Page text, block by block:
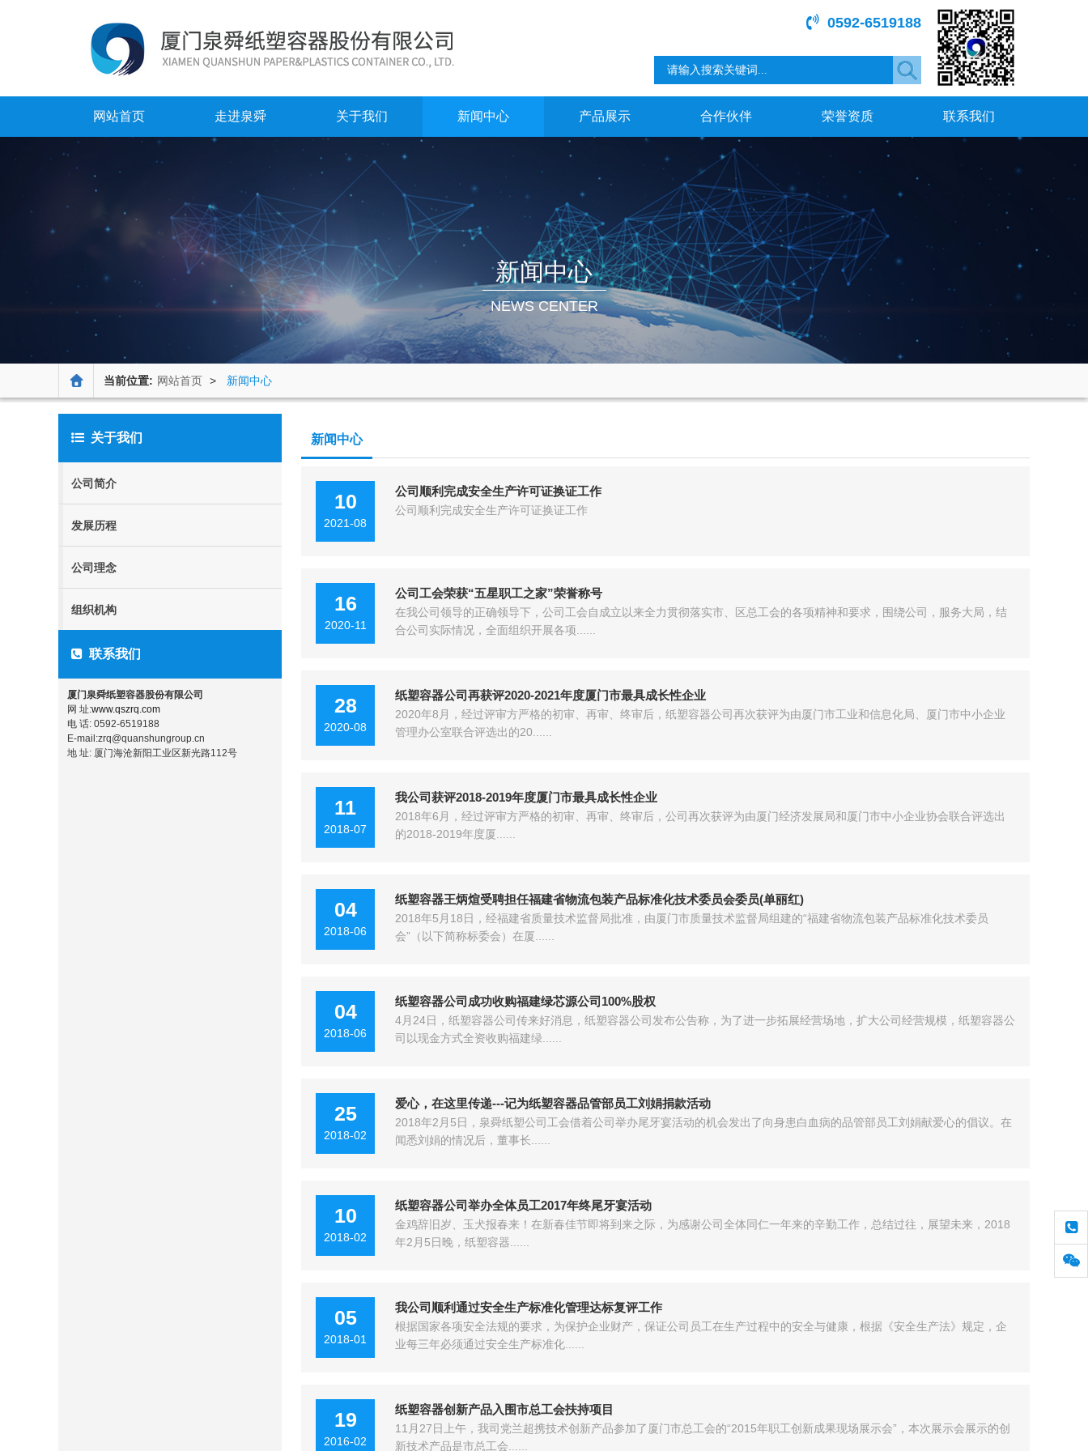
0592-6519188
网站首页 走进泉舜 关于我们 新闻中心 产品展示 合作伙伴 荣誉资质 联系我们
新闻中心
NEWS CENTER
当前位置: 网站首页 > 新闻中心
关于我们
公司简介
发展历程
公司理念
组织机构
联系我们
厦门泉舜纸塑容器股份有限公司
网 址:www.qszrq.com
电 话: 0592-6519188
E-mail:zrq@quanshungroup.cn
地 址: 厦门海沧新阳工业区新光路112号
新闻中心
10
2021-08
公司顺利完成安全生产许可证换证工作
公司顺利完成安全生产许可证换证工作
16
2020-11
公司工会荣获“五星职工之家”荣誉称号
在我公司领导的正确领导下，公司工会自成立以来全力贯彻落实市、区总工会的各项精神和要求，围绕公司，服务大局，结
合公司实际情况，全面组织开展各项......
28
2020-08
纸塑容器公司再获评2020-2021年度厦门市最具成长性企业
2020年8月，经过评审方严格的初审、再审、终审后，纸塑容器公司再次获评为由厦门市工业和信息化局、厦门市中小企业
管理办公室联合评选出的20......
11
2018-07
我公司获评2018-2019年度厦门市最具成长性企业
2018年6月，经过评审方严格的初审、再审、终审后，公司再次获评为由厦门经济发展局和厦门市中小企业协会联合评选出
的2018-2019年度厦......
04
2018-06
纸塑容器王炳煊受聘担任福建省物流包装产品标准化技术委员会委员(单丽红)
2018年5月18日，经福建省质量技术监督局批准，由厦门市质量技术监督局组建的“福建省物流包装产品标准化技术委员
会”（以下简称标委会）在厦......
04
2018-06
纸塑容器公司成功收购福建绿芯源公司100%股权
4月24日，纸塑容器公司传来好消息，纸塑容器公司发布公告称，为了进一步拓展经营场地，扩大公司经营规模，纸塑容器公
司以现金方式全资收购福建绿......
25
2018-02
爱心，在这里传递---记为纸塑容器品管部员工刘娟捐款活动
2018年2月5日，泉舜纸塑公司工会借着公司举办尾牙宴活动的机会发出了向身患白血病的品管部员工刘娟献爱心的倡议。在
闻悉刘娟的情况后，董事长......
10
2018-02
纸塑容器公司举办全体员工2017年终尾牙宴活动
金鸡辞旧岁、玉犬报春来！在新春佳节即将到来之际，为感谢公司全体同仁一年来的辛勤工作，总结过往，展望未来，2018
年2月5日晚，纸塑容器......
05
2018-01
我公司顺利通过安全生产标准化管理达标复评工作
根据国家各项安全法规的要求，为保护企业财产，保证公司员工在生产过程中的安全与健康，根据《安全生产法》规定，企
业每三年必须通过安全生产标准化......
19
2016-02
纸塑容器创新产品入围市总工会扶持项目
11月27日上午，我司党兰超携技术创新产品参加了厦门市总工会的“2015年职工创新成果现场展示会”，本次展示会展示的创
新技术产品是市总工会......